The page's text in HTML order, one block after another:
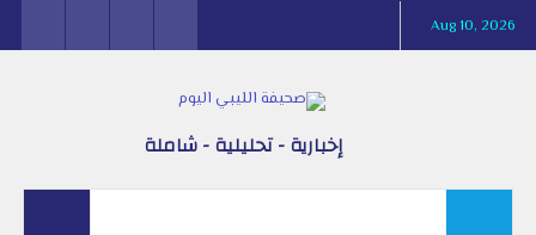
Aug 10, 2026
إخبارية - تحليلية - شاملة